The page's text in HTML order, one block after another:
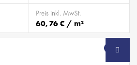
Preis inkl. MwSt.
60,76 € / m²
SB